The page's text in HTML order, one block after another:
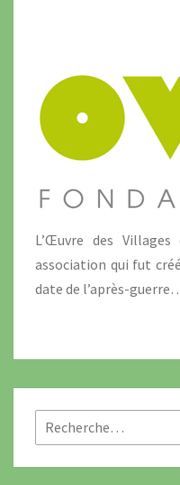
L’Œuvre des
association qui fut
date de l’après-
Rechercher :